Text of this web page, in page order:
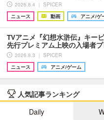
2026.8.4 ｜ SPICER
ニュース
動画 アニメ/ゲ
TVアニメ『幻想水滸伝』キー
先行プレミアム上映の入場者
2026.8.3 ｜ SPICER
ニュース
アニメ/ゲーム
人気記事ランキング
Daily